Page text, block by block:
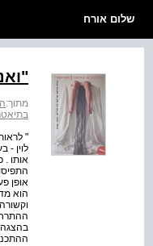
שלום אורח
מתוך:
"
לוין -
אותו
אופן
הוא
בהצגה